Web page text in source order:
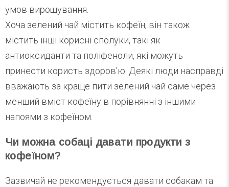
умов вирощування.
Хоча зелений чай містить кофеїн, він також
містить інші корисні сполуки, такі як
антиоксиданти та поліфеноли, які можуть
принести користь здоров’ю. Деякі люди насправді
вважають за краще пити зелений чай саме через
менший вміст кофеїну в порівнянні з іншими
напоями з кофеїном.
Чи можна собаці давати продукти з
кофеїном?
Зазвичай не рекомендується давати собакам та